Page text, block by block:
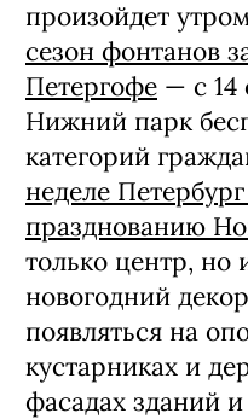
произойдет
сезон фонтанов
Петергофе — с 14
Нижний парк
категорий
неделе
празднованию
только центр,
новогодний
появляться на
кустарниках и
фасадах зданий